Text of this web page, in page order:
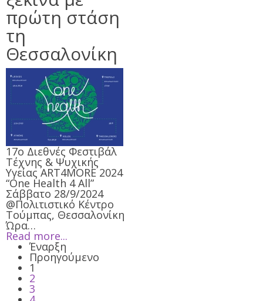
πρώτη στάση
τη
Θεσσαλονίκη
17ο Διεθνές Φεστιβάλ
Τέχνης & Ψυχικής
Υγείας ART4MORE 2024
“One Health 4 All”
Σάββατο 28/9/2024
@Πολιτιστικό Κέντρο
Τούμπας, Θεσσαλονίκη
Ώρα…
Read more...
Έναρξη
Προηγούμενο
1
2
3